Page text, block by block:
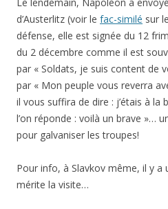
d’Austerlitz (voir le fac-similé sur
défense, elle est signée du 12
du 2 décembre comme il est
par « Soldats, je suis content de
par « Mon peuple vous reverra
il vous suffira de dire : j’étais à la
l’on réponde : voilà un brave »…
pour galvaniser les troupes!
Pour info, à Slavkov même, il y a
mérite la visite…